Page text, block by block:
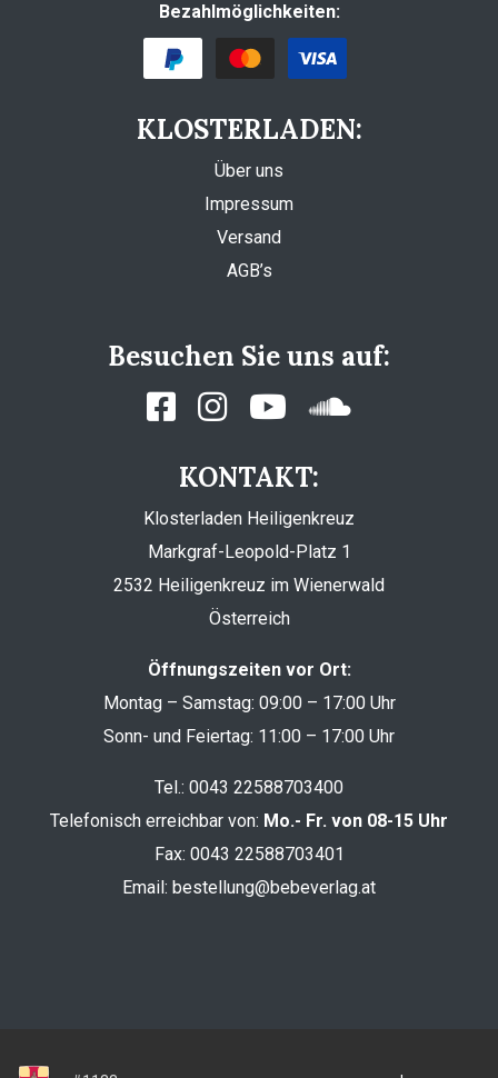
Bezahlmöglichkeiten:
KLOSTERLADEN:
Über uns
Impressum
Versand
AGB’s
Besuchen Sie uns auf:
KONTAKT:
Klosterladen Heiligenkreuz
Markgraf-Leopold-Platz 1
2532 Heiligenkreuz im Wienerwald
Österreich
Öffnungszeiten vor Ort:
Montag – Samstag: 09:00 – 17:00 Uhr
Sonn- und Feiertag: 11:00 – 17:00 Uhr
Tel.: 0043 22588703400
Telefonisch erreichbar von: Mo.- Fr. von 08-15 Uhr
Fax: 0043 22588703401
Email: bestellung@bebeverlag.at